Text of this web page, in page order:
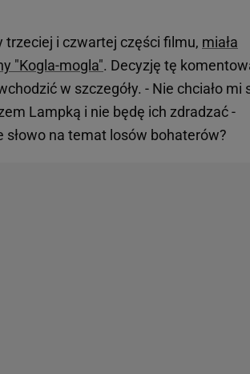
trzeciej i czwartej części filmu, miała
"Kogla-mogla". Decyzję tę
w szczegóły. - Nie chciało mi
Lampką i nie będę ich zdradzać -
słowo na temat losów bohaterów?